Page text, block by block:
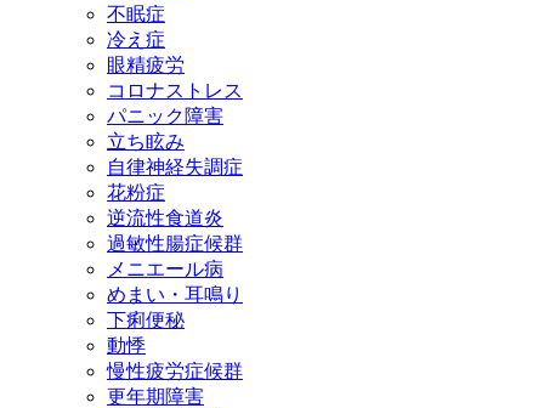
不眠症
冷え症
眼精疲労
コロナストレス
パニック障害
立ち眩み
自律神経失調症
花粉症
逆流性食道炎
過敏性腸症候群
メニエール病
めまい・耳鳴り
下痢便秘
動悸
慢性疲労症候群
更年期障害